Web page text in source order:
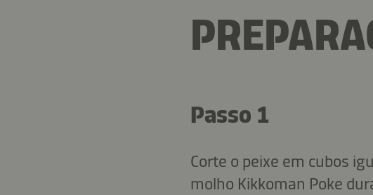
Passo 1
Corte o peixe em cubos
molho Kikkoman Poke